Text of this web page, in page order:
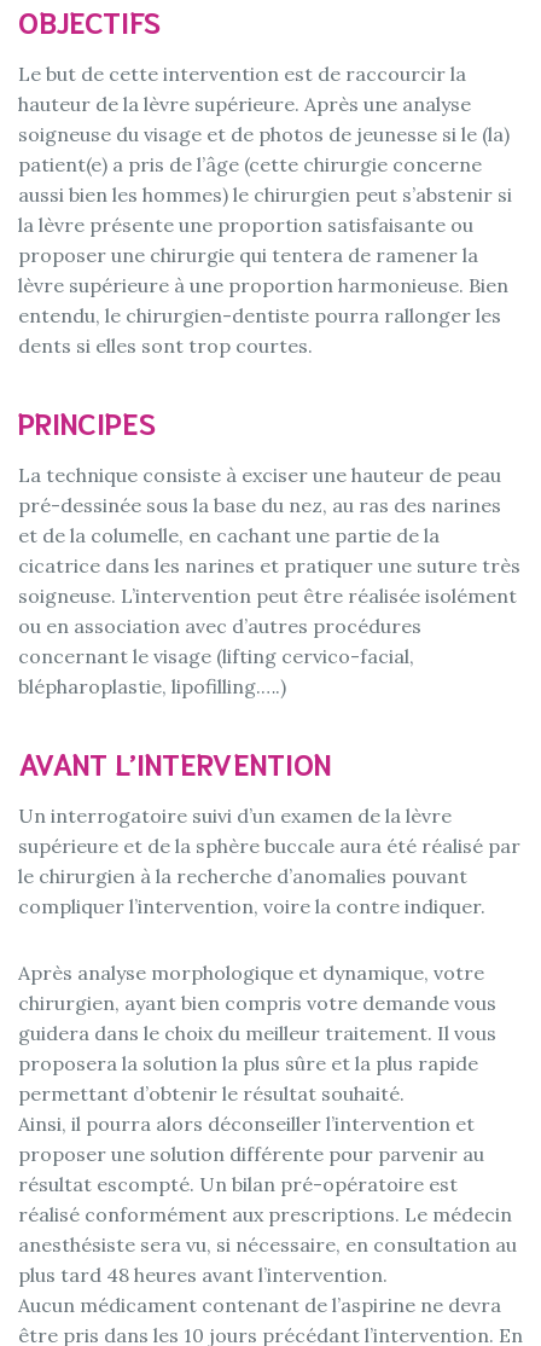
OBJECTIFS
Le but de cette intervention est de raccourcir la
hauteur de la lèvre supérieure. Après une analyse
soigneuse du visage et de photos de jeunesse si le (la)
patient(e) a pris de l’âge (cette chirurgie concerne
aussi bien les hommes) le chirurgien peut s’abstenir si
la lèvre présente une proportion satisfaisante ou
proposer une chirurgie qui tentera de ramener la
lèvre supérieure à une proportion harmonieuse. Bien
entendu, le chirurgien-dentiste pourra rallonger les
dents si elles sont trop courtes.
PRINCIPES
La technique consiste à exciser une hauteur de peau
pré-dessinée sous la base du nez, au ras des narines
et de la columelle, en cachant une partie de la
cicatrice dans les narines et pratiquer une suture très
soigneuse. L’intervention peut être réalisée isolément
ou en association avec d’autres procédures
concernant le visage (lifting cervico-facial,
blépharoplastie, lipofilling.….)
AVANT L’INTERVENTION
Un interrogatoire suivi d’un examen de la lèvre
supérieure et de la sphère buccale aura été réalisé par
le chirurgien à la recherche d’anomalies pouvant
compliquer l’intervention, voire la contre indiquer.
Après analyse morphologique et dynamique, votre
chirurgien, ayant bien compris votre demande vous
guidera dans le choix du meilleur traitement. Il vous
proposera la solution la plus sûre et la plus rapide
permettant d’obtenir le résultat souhaité.
Ainsi, il pourra alors déconseiller l’intervention et
proposer une solution différente pour parvenir au
résultat escompté. Un bilan pré-opératoire est
réalisé conformément aux prescriptions. Le médecin
anesthésiste sera vu, si nécessaire, en consultation au
plus tard 48 heures avant l’intervention.
Aucun médicament contenant de l’aspirine ne devra
être pris dans les 10 jours précédant l’intervention. En